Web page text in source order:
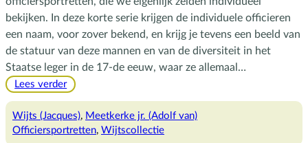
bekijken. In deze korte serie krijgen de individuele officieren
een naam, voor zover bekend, en krijg je tevens een beeld van
de statuur van deze mannen en van de diversiteit in het
Staatse leger in de 17-de eeuw, waar ze allemaal…
Lees verder:
officiersportretten
in
Wijts (Jacques), Meetkerke jr. (Adolf van)
Officiersportretten, Wijtscollectie